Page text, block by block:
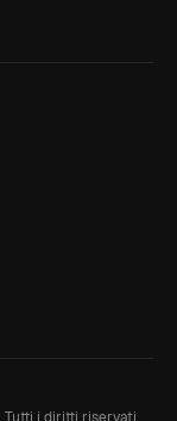
Tutti i diritti riservati